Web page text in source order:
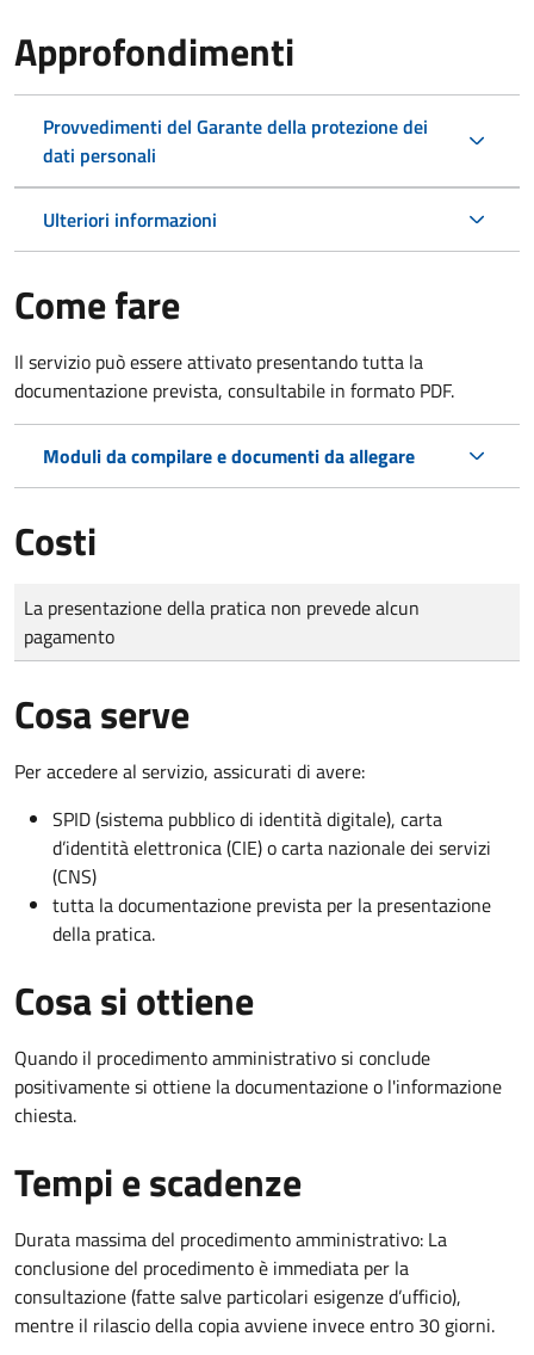
Approfondimenti
Provvedimenti del Garante della protezione dei
dati personali
Ulteriori informazioni
Come fare
Il servizio può essere attivato presentando tutta la
documentazione prevista, consultabile in formato PDF.
Moduli da compilare e documenti da allegare
Costi
Tipo di pagamento
Importo
La presentazione della pratica non prevede alcun
pagamento
Cosa serve
Per accedere al servizio, assicurati di avere:
SPID (sistema pubblico di identità digitale), carta
d’identità elettronica (CIE) o carta nazionale dei servizi
(CNS)
tutta la documentazione prevista per la presentazione
della pratica.
Cosa si ottiene
Quando il procedimento amministrativo si conclude
positivamente si ottiene la documentazione o l'informazione
chiesta.
Tempi e scadenze
Durata massima del procedimento amministrativo: La
conclusione del procedimento è immediata per la
consultazione (fatte salve particolari esigenze d’ufficio),
mentre il rilascio della copia avviene invece entro 30 giorni.